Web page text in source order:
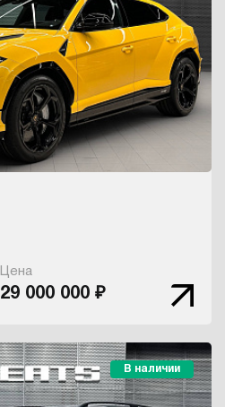
Цена
29 000 000 ₽
В наличии